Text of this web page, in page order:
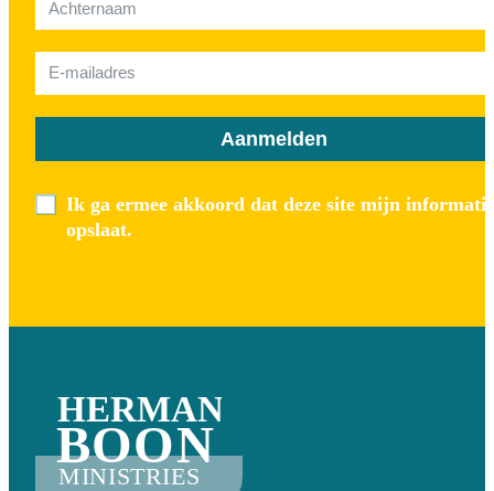
Aanmelden
Ik ga ermee akkoord dat deze site mijn
opslaat.
MINISTRIES
BOON
HERMAN